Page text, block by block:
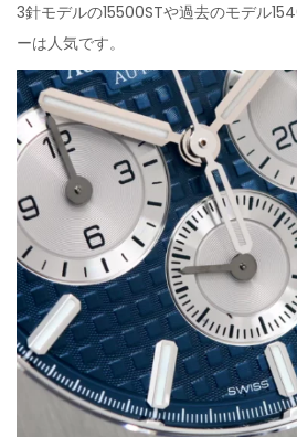
3針モデルの15500STや過去のモデル
ーは人気です。